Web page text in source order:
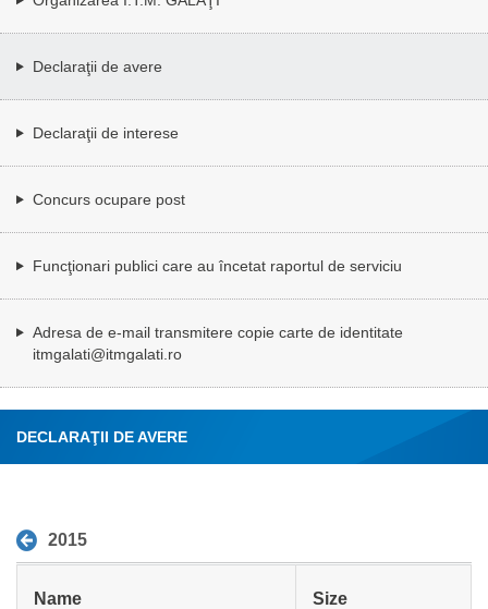
Declaraţii de avere
Declaraţii de interese
Concurs ocupare post
Funcţionari publici care au încetat raportul de serviciu
Adresa de e-mail transmitere copie carte de identitate
itmgalati@itmgalati.ro
DECLARAŢII DE AVERE
2015
Name Size